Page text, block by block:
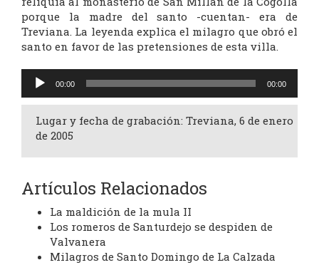
porque la madre del santo -cuentan- era de
Treviana. La leyenda explica el milagro que obró el
santo en favor de las pretensiones de esta villa.
Reproductor
audio
00:00 00:00
Lugar y fecha de grabación: Treviana, 6 de enero
de 2005
Artículos Relacionados
La maldición de la mula II
Los romeros de Santurdejo se despiden de
Valvanera
Milagros de Santo Domingo de La Calzada